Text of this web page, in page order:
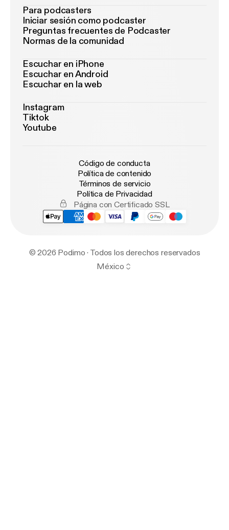
Para podcasters
Iniciar sesión como podcaster
Preguntas frecuentes de Podcaster
Normas de la comunidad
Escuchar en iPhone
Escuchar en Android
Escuchar en la web
Instagram
Tiktok
Youtube
Código de conducta
Política de contenido
Términos de servicio
Política de Privacidad
Página con Certificado SSL
© 2026 Podimo · Todos los derechos reservados
México